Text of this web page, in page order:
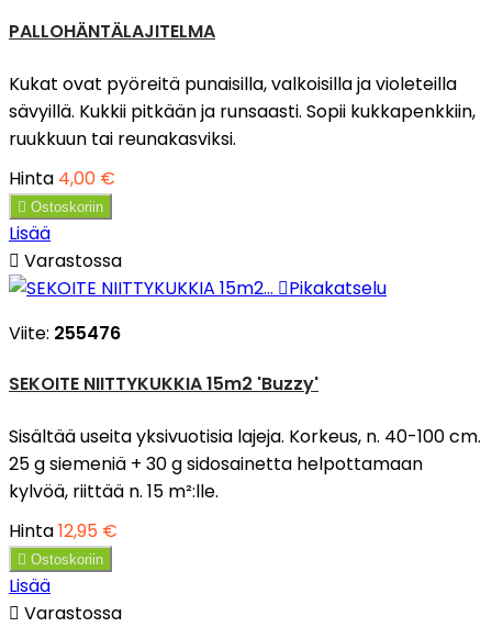
PALLOHÄNTÄLAJITELMA
Kukat ovat pyöreitä punaisilla, valkoisilla ja violeteilla
sävyillä. Kukkii pitkään ja runsaasti. Sopii kukkapenkkiin,
ruukkuun tai reunakasviksi.
Hinta 4,00 €
 Ostoskoriin
Lisää
 Varastossa
Pikakatselu
Viite: 255476
SEKOITE NIITTYKUKKIA 15m2 'Buzzy'
Sisältää useita yksivuotisia lajeja. Korkeus, n. 40-100 cm.
25 g siemeniä + 30 g sidosainetta helpottamaan
kylvöä, riittää n. 15 m²:lle.
Hinta12,95 €
 Ostoskoriin
Lisää
 Varastossa